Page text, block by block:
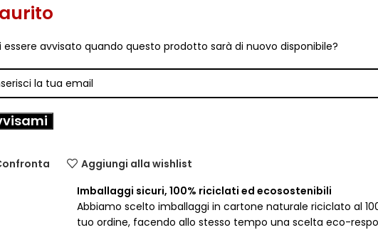
essere avvisato quando questo prodotto sarà di nuovo disponibile?
Aggiungi alla wishlist
Imballaggi sicuri, 100% riciclati ed ecosostenibili
Abbiamo scelto imballaggi in cartone naturale riciclato al
tuo ordine, facendo allo stesso tempo una scelta eco-